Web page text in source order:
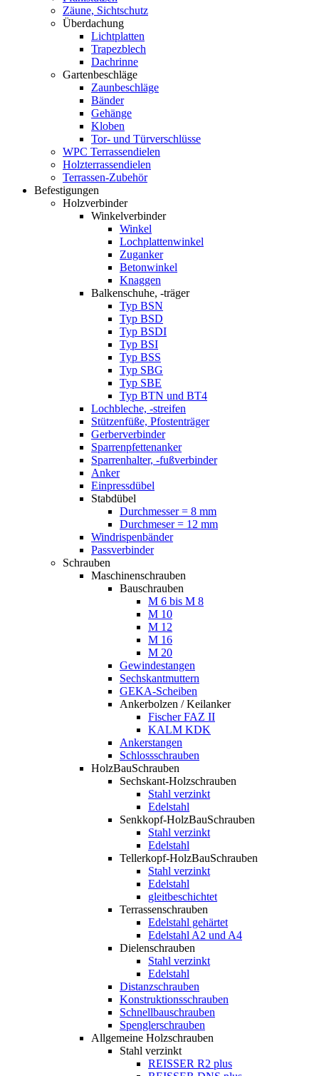
Zäune, Sichtschutz
Überdachung
Lichtplatten
Trapezblech
Dachrinne
Gartenbeschläge
Zaunbeschläge
Bänder
Gehänge
Kloben
Tor- und Türverschlüsse
WPC Terrassendielen
Holzterrassendielen
Terrassen-Zubehör
Befestigungen
Holzverbinder
Winkelverbinder
Winkel
Lochplattenwinkel
Zuganker
Betonwinkel
Knaggen
Balkenschuhe, -träger
Typ BSN
Typ BSD
Typ BSDI
Typ BSI
Typ BSS
Typ SBG
Typ SBE
Typ BTN und BT4
Lochbleche, -streifen
Stützenfüße, Pfostenträger
Gerberverbinder
Sparrenpfettenanker
Sparrenhalter, -fußverbinder
Anker
Einpressdübel
Stabdübel
Durchmesser = 8 mm
Durchmeser = 12 mm
Windrispenbänder
Passverbinder
Schrauben
Maschinenschrauben
Bauschrauben
M 6 bis M 8
M 10
M 12
M 16
M 20
Gewindestangen
Sechskantmuttern
GEKA-Scheiben
Ankerbolzen / Keilanker
Fischer FAZ II
KALM KDK
Ankerstangen
Schlossschrauben
HolzBauSchrauben
Sechskant-Holzschrauben
Stahl verzinkt
Edelstahl
Senkkopf-HolzBauSchrauben
Stahl verzinkt
Edelstahl
Tellerkopf-HolzBauSchrauben
Stahl verzinkt
Edelstahl
gleitbeschichtet
Terrassenschrauben
Edelstahl gehärtet
Edelstahl A2 und A4
Dielenschrauben
Stahl verzinkt
Edelstahl
Distanzschrauben
Konstruktionsschrauben
Schnellbauschrauben
Spenglerschrauben
Allgemeine Holzschrauben
Stahl verzinkt
REISSER R2 plus